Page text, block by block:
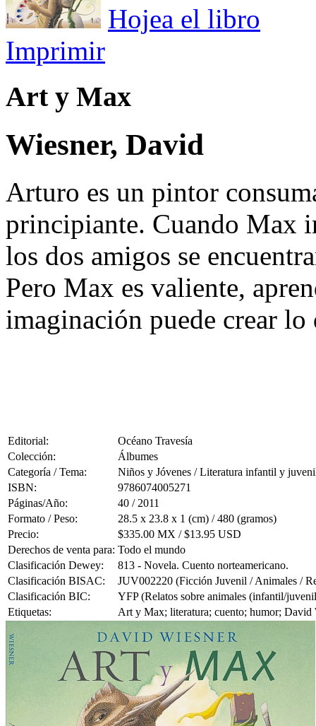
Hojea el libro
Imprimir
Art y Max
Wiesner, David
Arturo es un pintor
principiante. Cuando Max
los dos amigos se
Pero Max es valiente,
imaginación puede crear
Editorial:
Océano Travesía
Colección:
Álbumes
Categoría / Tema:
Niños y Jóvenes / Literatura infantil y
ISBN:
9786074005271
Páginas/Año:
40 / 2011
Formato / Peso:
28.5 x 23.8 x 1 (cm) / 480 (gramos)
Precio:
$335.00 MX / $13.95 USD
Derechos de venta para: Todo el mundo
Clasificación Dewey:
813 - Novela. Cuento norteamericano.
Clasificación BISAC:
JUV002220 (Ficción Juvenil / Animales /
Clasificación BIC:
YFP (Relatos sobre animales (infantil/
Etiquetas:
Art y Max; literatura; cuento; humor; David